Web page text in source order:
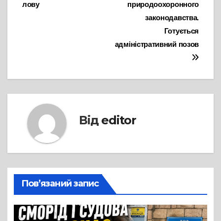
природоохоронного
законодавства.
Готується
адміністративний позов
лову
Від editor
Пов’язаний запис